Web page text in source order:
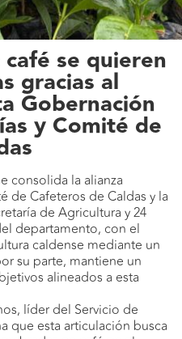
se quieren
gracias al
Gobernación
y Comité de
consolida la alianza
de Cafeteros de Caldas y la
de Agricultura y 24
departamento, con el
caldense mediante un
su parte, mantiene un
alineados a esta
líder del Servicio de
que esta articulación busca